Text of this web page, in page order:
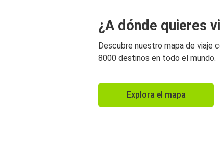
¿A dónde quieres
Descubre nuestro mapa de viaje
8000 destinos en todo el mundo.
Explora el mapa